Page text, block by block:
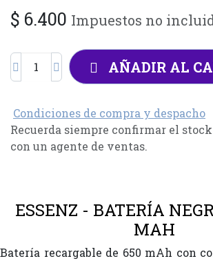
$ 6.400 Impuestos no
AÑADIR AL
Condiciones de compra y despacho
Recuerda siempre confirmar el
con un agente de ventas.
ESSENZ - BATERÍA
MAH
Batería recargable de 650 mAh con